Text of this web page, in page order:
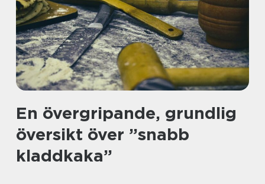
En övergripande, grundlig
översikt över ”snabb
kladdkaka”